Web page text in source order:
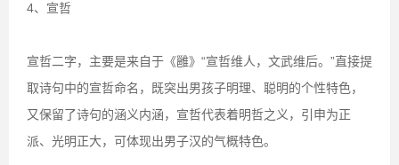
4、宣哲
宣哲二字，主要是来自于《雝》“宣哲维人，文武维后。”直接提
取诗句中的宣哲命名，既突出男孩子明理、聪明的个性特色，
又保留了诗句的涵义内涵，宣哲代表着明哲之义，引申为正
派、光明正大，可体现出男子汉的气概特色。